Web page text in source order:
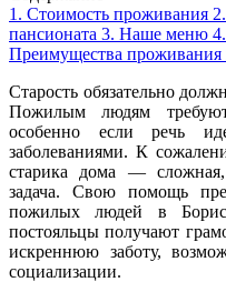
1. Стоимость проживания
пансионата 3. Наше меню
Преимущества проживания
Старость обязательно
Пожилым людям
особенно если речь
заболеваниями. К
старика дома —
задача. Свою помощь
пожилых людей в
постояльцы получают
искреннюю заботу,
социализации.